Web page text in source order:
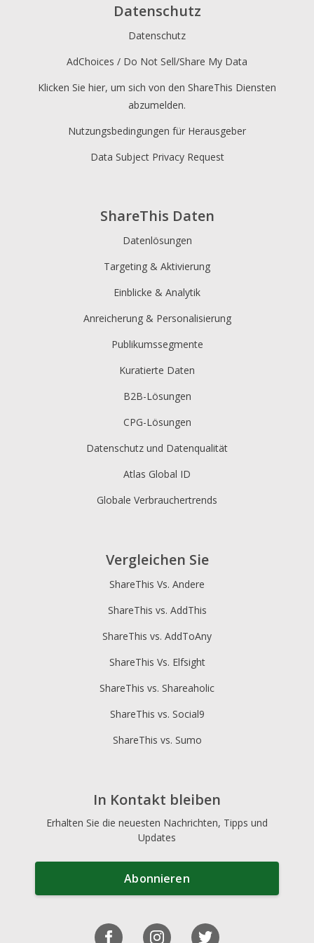
ShareThis Daten
Datenlösungen
Targeting & Aktivierung
Einblicke & Analytik
Anreicherung & Personalisierung
Publikumssegmente
Kuratierte Daten
B2B-Lösungen
CPG-Lösungen
Datenschutz und Datenqualität
Atlas Global ID
Globale Verbrauchertrends
Datenschutz
Datenschutz
AdChoices / Do Not Sell/Share My Data
Klicken Sie hier, um sich von den ShareThis Diensten
abzumelden.
Nutzungsbedingungen für Herausgeber
Data Subject Privacy Request
Vergleichen Sie
ShareThis Vs. Andere
ShareThis vs. AddThis
ShareThis vs. AddToAny
ShareThis Vs. Elfsight
ShareThis vs. Shareaholic
ShareThis vs. Social9
ShareThis vs. Sumo
In Kontakt bleiben
Erhalten Sie die neuesten Nachrichten, Tipps und
Updates
Abonnieren